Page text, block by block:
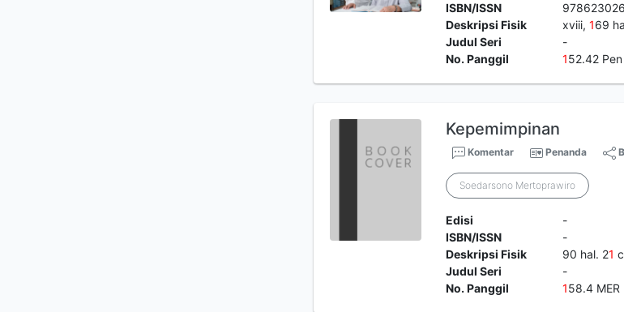
ISBN/ISSN
Deskripsi Fisik
xviii, 169
Judul Seri
-
No. Panggil
152.42 Pen
Kepemimpinan
Komentar Penanda
Soedarsono Mertoprawiro
Edisi
-
ISBN/ISSN
-
Deskripsi Fisik
90 hal. 21
Judul Seri
-
No. Panggil
158.4 MER